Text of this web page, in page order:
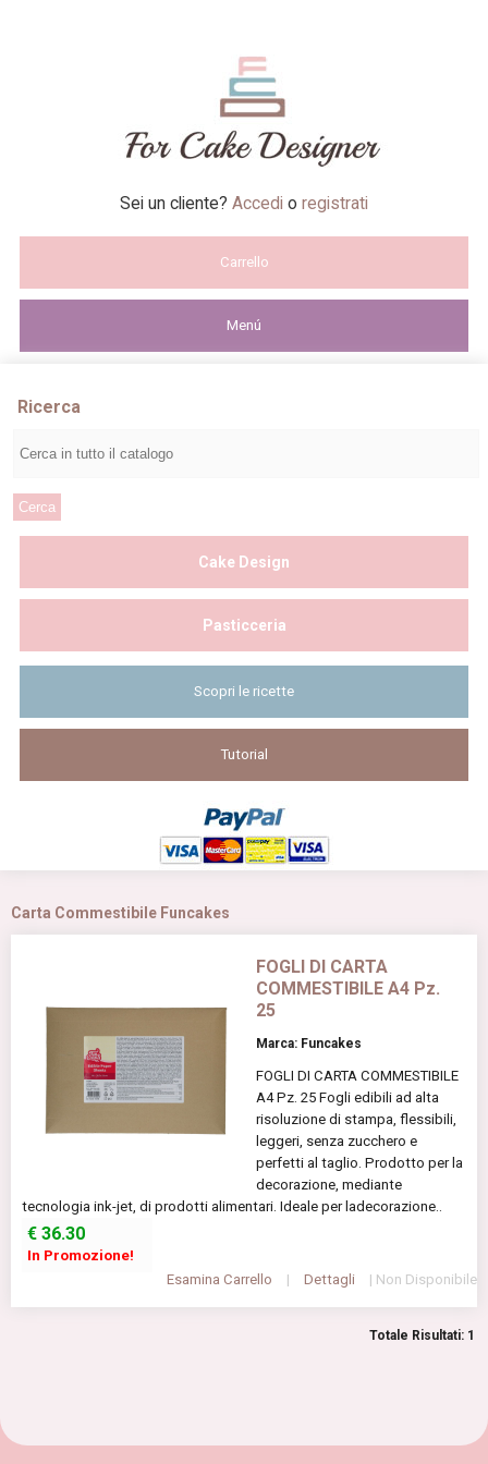
Sei un cliente? Accedi o registrati
Carrello
Menú
Ricerca
Cake Design
Pasticceria
Scopri le ricette
Tutorial
Carta Commestibile Funcakes
FOGLI DI CARTA
COMMESTIBILE A4 Pz.
25
Marca: Funcakes
FOGLI DI CARTA COMMESTIBILE
A4 Pz. 25 Fogli edibili ad alta
risoluzione di stampa, flessibili,
leggeri, senza zucchero e
perfetti al taglio. Prodotto per la
decorazione, mediante
tecnologia ink-jet, di prodotti alimentari. Ideale per ladecorazione..
€ 36.30
In Promozione!
Esamina Carrello
| Dettagli | Non Disponibile
Totale Risultati: 1